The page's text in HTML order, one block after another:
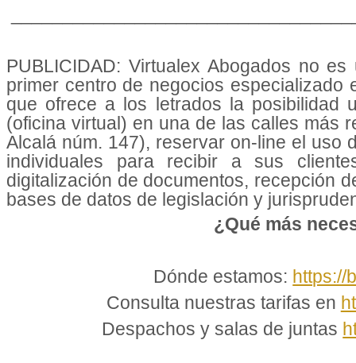
PUBLICIDAD: Virtualex Abogados no
primer centro de negocios especializado
que ofrece a los letrados la posibilidad
(oficina virtual) en una de las calles más
Alcalá núm. 147), reservar on-line el uso
individuales para recibir a sus
digitalización de documentos, recepción
bases de datos de legislación y
¿Qué más
Dónde estamos: https://
Consulta nuestras tarifas en
Despachos y salas de juntas